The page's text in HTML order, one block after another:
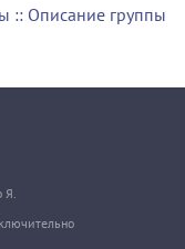
:: Описание группы